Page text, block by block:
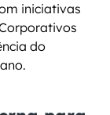
iniciativas
do